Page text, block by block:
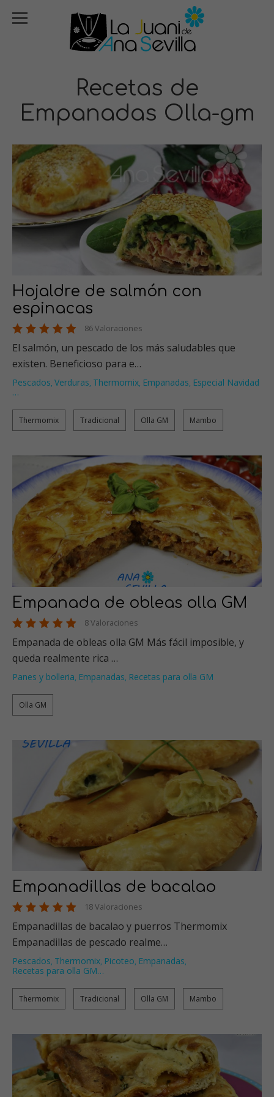
Recetas de
Empanadas Olla-gm
Hojaldre de salmón con
espinacas
86 Valoraciones
El salmón, un pescado de los más saludables que
existen. Beneficioso para e…
Pescados, Verduras, Thermomix, Empanadas, Especial Navidad
…
Thermomix Tradicional Olla GM Mambo
Empanada de obleas olla GM
8 Valoraciones
Empanada de obleas olla GM Más fácil imposible, y
queda realmente rica …
Panes y bolleria, Empanadas, Recetas para olla GM
Olla GM
Empanadillas de bacalao
18 Valoraciones
Empanadillas de bacalao y puerros Thermomix
Empanadillas de pescado realme…
Pescados, Thermomix, Picoteo, Empanadas,
Recetas para olla GM…
Thermomix Tradicional Olla GM Mambo